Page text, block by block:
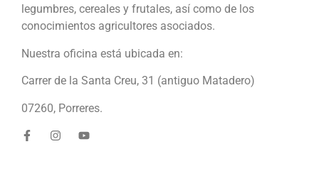
legumbres, cereales y frutales, así como de los
conocimientos agricultores asociados.
Nuestra oficina está ubicada en:
Carrer de la Santa Creu, 31 (antiguo Matadero)
07260, Porreres.